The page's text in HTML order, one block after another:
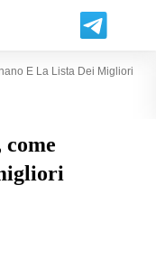
E La Lista Dei Migliori
come